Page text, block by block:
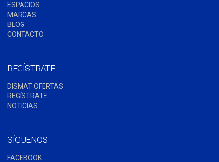
ESPACIOS
MARCAS
BLOG
CONTACTO
REGÍSTRATE
DISMAT OFERTAS
REGÍSTRATE
NOTICIAS
SÍGUENOS
FACEBOOK